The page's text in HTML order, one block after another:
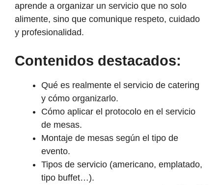
aprende a organizar un servicio que no solo
alimente, sino que comunique respeto, cuidado
y profesionalidad.
Contenidos destacados:
Qué es realmente el servicio de catering
y cómo organizarlo.
Cómo aplicar el protocolo en el servicio
de mesas.
Montaje de mesas según el tipo de
evento.
Tipos de servicio (americano, emplatado,
tipo buffet…).